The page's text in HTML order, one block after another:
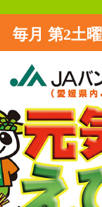
毎月 第2土